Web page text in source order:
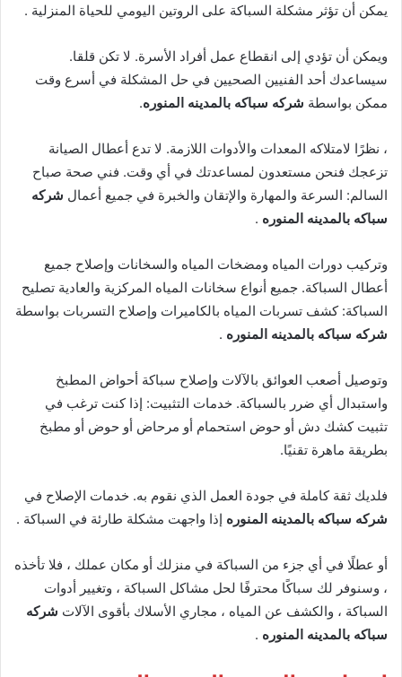
يمكن أن تؤثر مشكلة السباكة على الروتين اليومي للحياة المنزلية .
ويمكن أن تؤدي إلى انقطاع عمل أفراد الأسرة. لا تكن قلقا.
سيساعدك أحد الفنيين الصحيين في حل المشكلة في أسرع وقت
ممكن بواسطة شركه سباكه بالمدينه المنوره.
، نظرًا لامتلاكه المعدات والأدوات اللازمة. لا تدع أعطال الصيانة
تزعجك فنحن مستعدون لمساعدتك في أي وقت. فني صحة صباح
السالم: السرعة والمهارة والإتقان والخبرة في جميع أعمال شركه
سباكه بالمدينه المنوره .
وتركيب دورات المياه ومضخات المياه والسخانات وإصلاح جميع
أعطال السباكة. جميع أنواع سخانات المياه المركزية والعادية تصليح
السباكة: كشف تسربات المياه بالكاميرات وإصلاح التسربات بواسطة
شركه سباكه بالمدينه المنوره .
وتوصيل أصعب العوائق بالآلات وإصلاح سباكة أحواض المطبخ
واستبدال أي ضرر بالسباكة. خدمات التثبيت: إذا كنت ترغب في
تثبيت كشك دش أو حوض استحمام أو مرحاض أو حوض أو مطبخ
بطريقة ماهرة تقنيًا.
فلديك ثقة كاملة في جودة العمل الذي نقوم به. خدمات الإصلاح في
شركه سباكه بالمدينه المنوره إذا واجهت مشكلة طارئة في السباكة .
أو عطلًا في أي جزء من السباكة في منزلك أو مكان عملك ، فلا تأخذه
، وسنوفر لك سباكًا محترفًا لحل مشاكل السباكة ، وتغيير أدوات
السباكة ، والكشف عن المياه ، مجاري الأسلاك بأقوى الآلات شركه
سباكه بالمدينه المنوره .